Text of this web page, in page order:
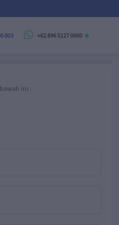
803 +62 896 5127 0000
ini :